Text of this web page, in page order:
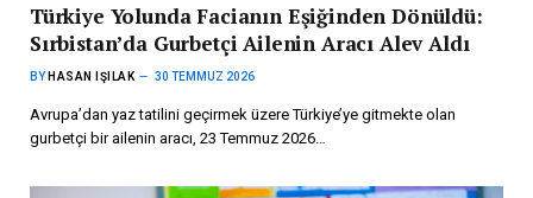
Türkiye Yolunda Facianın Eşiğinden Dönüldü:
Sırbistan’da Gurbetçi Ailenin Aracı Alev Aldı
BY HASAN IŞILAK 30 TEMMUZ 2026
Avrupa’dan yaz tatilini geçirmek üzere Türkiye’ye gitmekte olan
gurbetçi bir ailenin aracı, 23 Temmuz 2026…